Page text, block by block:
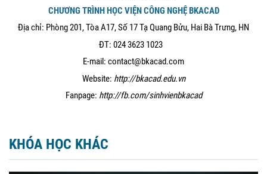
CHƯƠNG TRÌNH HỌC VIỆN CÔNG NGHỆ BKACAD
Địa chỉ: Phòng 201, Tòa A17, Số 17 Tạ Quang Bửu, Hai Bà Trưng, HN
ĐT: 024 3623 1023
E-mail: contact@bkacad.com
Website: http://bkacad.edu.vn
Fanpage: http://fb.com/sinhvienbkacad
KHÓA HỌC KHÁC